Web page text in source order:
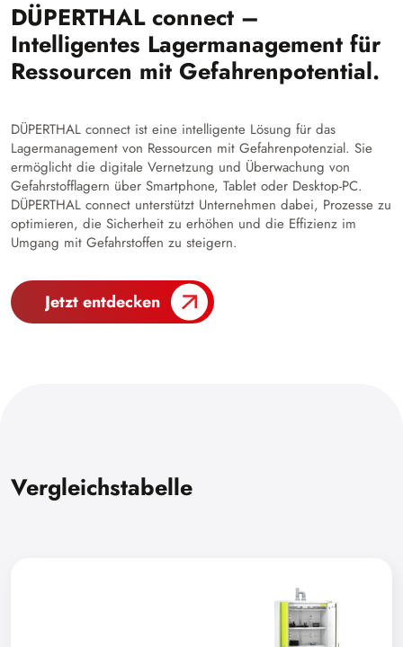
DÜPERTHAL connect –
Intelligentes Lagermanagement für
Ressourcen mit Gefahrenpotential.
DÜPERTHAL connect ist eine intelligente Lösung für das
Lagermanagement von Ressourcen mit Gefahrenpotenzial. Sie
ermöglicht die digitale Vernetzung und Überwachung von
Gefahrstofflagern über Smartphone, Tablet oder Desktop-PC.
DÜPERTHAL connect unterstützt Unternehmen dabei, Prozesse zu
optimieren, die Sicherheit zu erhöhen und die Effizienz im
Umgang mit Gefahrstoffen zu steigern.
Jetzt entdecken
Vergleichstabelle